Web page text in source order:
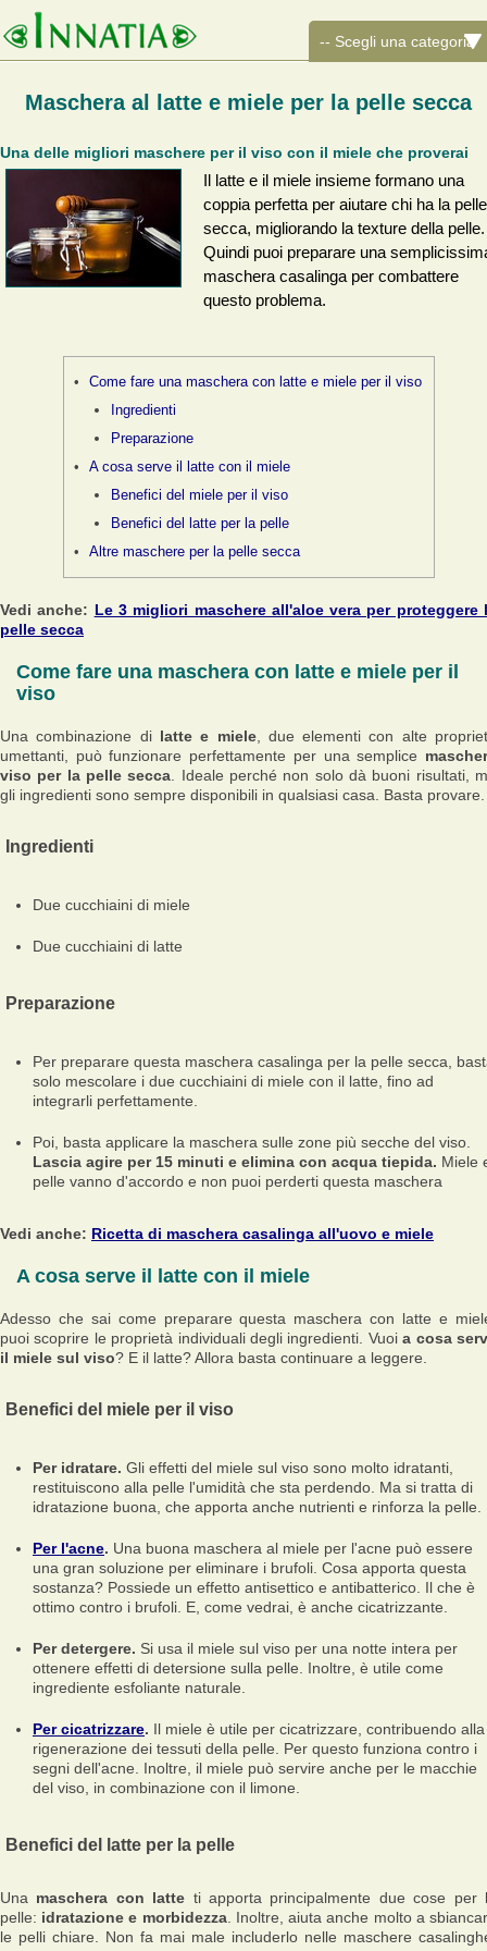
Maschera al latte e miele per la pelle secca
Una delle migliori maschere per il viso con il miele che proverai
Il latte e il miele insieme formano una
coppia perfetta per aiutare chi ha la pelle
secca, migliorando la texture della pelle.
Quindi puoi preparare una
maschera casalinga per combattere
questo problema.
Come fare una maschera con latte e miele per il viso
Ingredienti
Preparazione
A cosa serve il latte con il miele
Benefici del miele per il viso
Benefici del latte per la pelle
Altre maschere per la pelle secca
Vedi anche: Le 3 migliori maschere all'aloe vera per proteggere
pelle secca
Come fare una maschera con latte e miele per il
viso
Una combinazione di latte e miele, due elementi con alte
umettanti, può funzionare perfettamente per una semplice
viso per la pelle secca . Ideale perché non solo dà buoni risultati,
gli ingredienti sono sempre disponibili in qualsiasi casa. Basta provare.
Ingredienti
Due cucchiaini di miele
Due cucchiaini di latte
Preparazione
Per preparare questa maschera casalinga per la pelle secca,
solo mescolare i due cucchiaini di miele con il latte, fino ad
integrarli perfettamente.
Poi, basta applicare la maschera sulle zone più secche del viso.
Lascia agire per 15 minuti e elimina con acqua tiepida. Miele
pelle vanno d'accordo e non puoi perderti questa maschera
Vedi anche: Ricetta di maschera casalinga all'uovo e miele
A cosa serve il latte con il miele
Adesso che sai come preparare questa maschera con latte e
puoi scoprire le proprietà individuali degli ingredienti. Vuoia cosa
il miele sul viso? E il latte? Allora basta continuare a leggere.
Benefici del miele per il viso
Per idratare. Gli effetti del miele sul viso sono molto idratanti,
restituiscono alla pelle l'umidità che sta perdendo. Ma si tratta di
idratazione buona, che apporta anche nutrienti e rinforza la pelle.
Per l'acne. Una buona maschera al miele per l'acne può essere
una gran soluzione per eliminare i brufoli. Cosa apporta questa
sostanza? Possiede un effetto antisettico e antibatterico. Il che è
ottimo contro i brufoli. E, come vedrai, è anche cicatrizzante.
Per detergere. Si usa il miele sul viso per una notte intera per
ottenere effetti di detersione sulla pelle. Inoltre, è utile come
ingrediente esfoliante naturale.
Per cicatrizzare. Il miele è utile per cicatrizzare, contribuendo alla
rigenerazione dei tessuti della pelle. Per questo funziona contro i
segni dell'acne. Inoltre, il miele può servire anche per le macchie
del viso, in combinazione con il limone.
Benefici del latte per la pelle
Una maschera con latte ti apporta principalmente due cose per
pelle: idratazione e morbidezza. Inoltre, aiuta anche molto a
le pelli chiare. Non fa mai male includerlo nelle maschere